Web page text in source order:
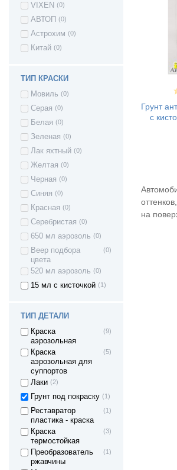
VIXEN (0)
АВТОП (0)
Астрохим (0)
Китай (0)
ТИП КРАСКИ
Мовиль (0)
Серая (0)
Белая (0)
Зеленая (0)
Лак яхтный (0)
Желтая (0)
Черная (0)
Синяя (0)
Красная (0)
Серебристая (0)
650 мл аэрозоль (0)
Веер подбора
цвета
(0)
520 мл аэрозоль (0)
15 мл с кисточкой (1)
ТИП ДЕТАЛИ
Краска
аэрозольная
(9)
Краска
аэрозольная для
суппортов
(5)
Лаки (2)
Грунт под покраску (1)
Реставратор
пластика - краска
(1)
Краска
термостойкая
(3)
Преобразователь
ржавчины
(1)
Грунт
с
на